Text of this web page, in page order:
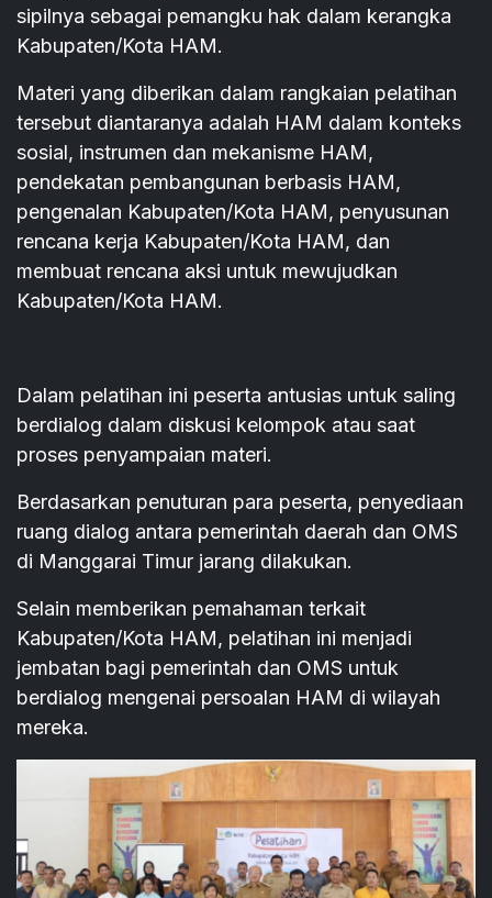
sipilnya sebagai pemangku hak dalam kerangka
Kabupaten/Kota HAM.
Materi yang diberikan dalam rangkaian pelatihan
tersebut diantaranya adalah HAM dalam konteks
sosial, instrumen dan mekanisme HAM,
pendekatan pembangunan berbasis HAM,
pengenalan Kabupaten/Kota HAM, penyusunan
rencana kerja Kabupaten/Kota HAM, dan
membuat rencana aksi untuk mewujudkan
Kabupaten/Kota HAM.
Dalam pelatihan ini peserta antusias untuk saling
berdialog dalam diskusi kelompok atau saat
proses penyampaian materi.
Berdasarkan penuturan para peserta, penyediaan
ruang dialog antara pemerintah daerah dan OMS
di Manggarai Timur jarang dilakukan.
Selain memberikan pemahaman terkait
Kabupaten/Kota HAM, pelatihan ini menjadi
jembatan bagi pemerintah dan OMS untuk
berdialog mengenai persoalan HAM di wilayah
mereka.